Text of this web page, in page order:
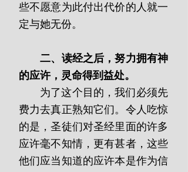
些不愿意为此付出代价的人就一
定与她无份。
二、读经之后，努力拥有神
的应许，灵命得到益处。
费力去真正熟知它们。令人吃惊
的是，圣徒们对圣经里面的许多
应许毫不知情，更有甚者，这些
他们应当知道的应许本是作为信